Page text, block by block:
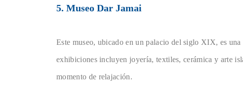
5. Museo Dar Jamai
Este museo, ubicado en un palacio del siglo XIX, es
exhibiciones incluyen joyería, textiles, cerámica y arte
momento de relajación.